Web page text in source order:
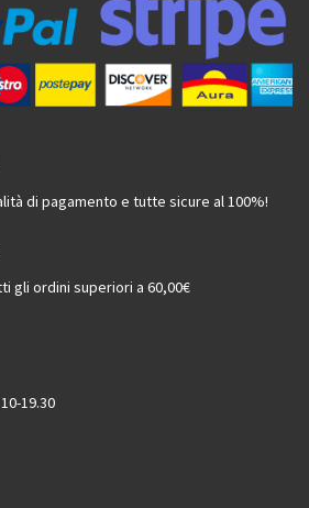
di pagamento e tutte sicure al 100%!
gli ordini superiori a 60,00€
19.30